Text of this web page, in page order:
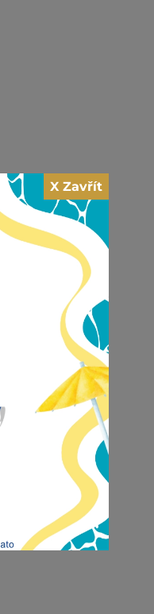
X Zavřít